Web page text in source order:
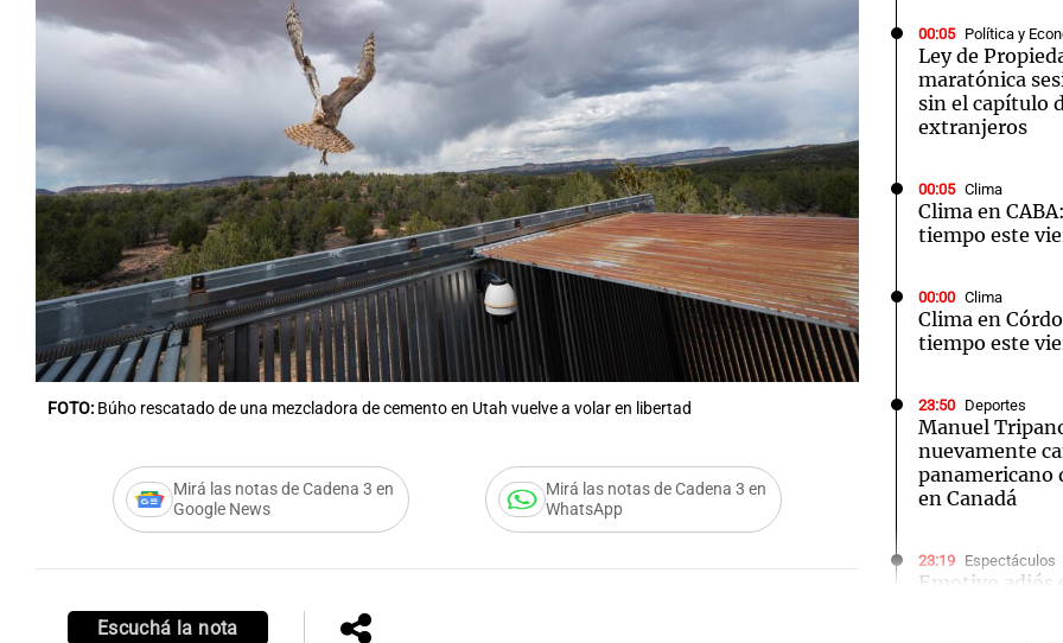
FOTO: Búho rescatado de una mezcladora de cemento en Utah vuelve a volar en libertad
Mirá las notas de Cadena 3 en
Google News
Mirá las notas de Cadena 3 en
WhatsApp
Escuchá la nota
00:05 Política y
Ley de
maratónica
sin el capítulo
extranjeros
00:05 Clima
Clima en
tiempo este
00:00 Clima
Clima en
tiempo este
23:50 Deportes
Manuel
nuevamente
panamericano
en Canadá
23:19 Espectáculos
Emotivo adiós
Audio.